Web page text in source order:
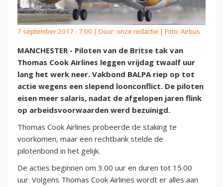
7 september 2017 - 7:00 | Door: onze redactie | Foto: Airbus
MANCHESTER - Piloten van de Britse tak van
Thomas Cook Airlines leggen vrijdag twaalf uur
lang het werk neer. Vakbond BALPA riep op tot
actie wegens een slepend loonconflict. De piloten
eisen meer salaris, nadat de afgelopen jaren flink
op arbeidsvoorwaarden werd bezuinigd.
Thomas Cook Airlines probeerde de staking te
voorkomen, maar een rechtbank stelde de
pilotenbond in het gelijk.
De acties beginnen om 3.00 uur en duren tot 15.00
uur. Volgens Thomas Cook Airlines wordt er alles aan